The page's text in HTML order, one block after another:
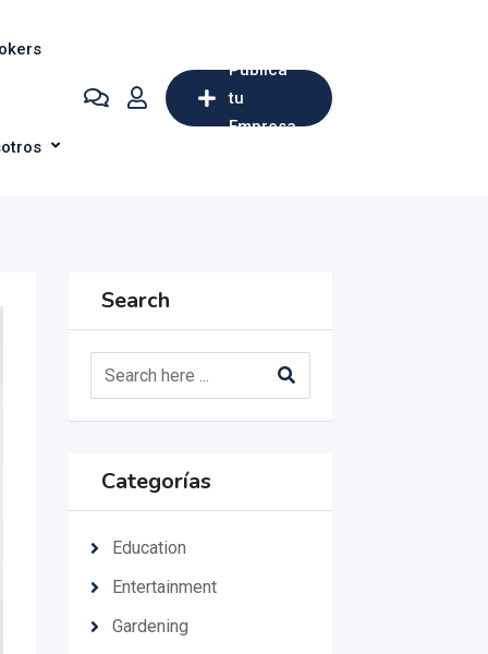
Publica
tu
Empresa
Search
Categorías
Education
Entertainment
Gardening